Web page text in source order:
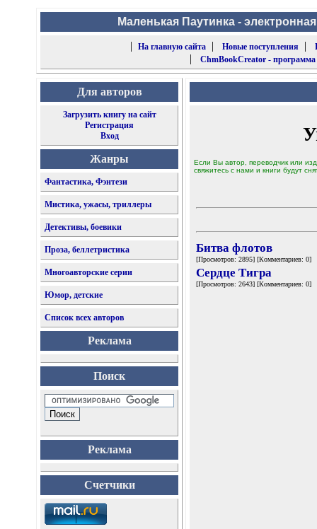
Маленькая Паутинка -
|
На главную сайта| Новые поступления |
| ChmBookCreator -
Для авторов
Загрузить книгу на сайт
Регистрация
Вход
Жанры
Фантастика, Фэнтези
Мистика, ужасы, триллеры
Детективы, боевики
Проза, беллетристика
Многоавторские серии
Юмор, детские
Список всех авторов
Реклама
Поиск
Реклама
Счетчики
Если Вы автор, переводчик или
свяжитесь с нами и книги будут
Битва флотов
[Просмотров: 2895] [Комментариев: 0]
Сердце Тигра
[Просмотров: 2643] [Комментариев: 0]